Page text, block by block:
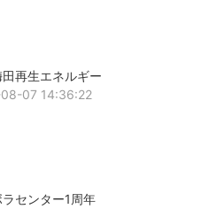
田再生エネルギー
07 14:36:22
ラセンター1周年